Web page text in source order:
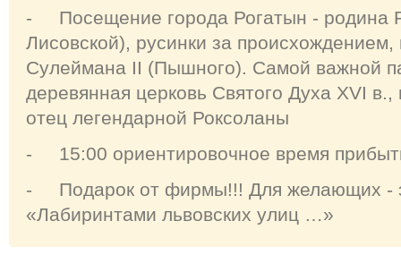
- Посещение города Рогатын - родина
Лисовской), русинки за
Сулеймана ІІ (Пышного). Самой важной
деревянная церковь Святого Духа ХVI в.,
отец легендарной Роксоланы
- 15:00 ориентировочное время
- Подарок от фирмы!!! Для желающих -
«Лабиринтами львовских улиц …»